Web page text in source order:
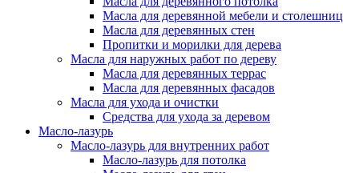
Масла для деревянной мебели и столешниц
Масла для деревянных стен
Пропитки и морилки для дерева
Масла для наружных работ по дереву
Масла для деревянных террас
Масла для деревянных фасадов
Масла для ухода и очистки
Средства для ухода за деревом
Масло-лазурь
Масло-лазурь для внутренних работ
Масло-лазурь для потолка